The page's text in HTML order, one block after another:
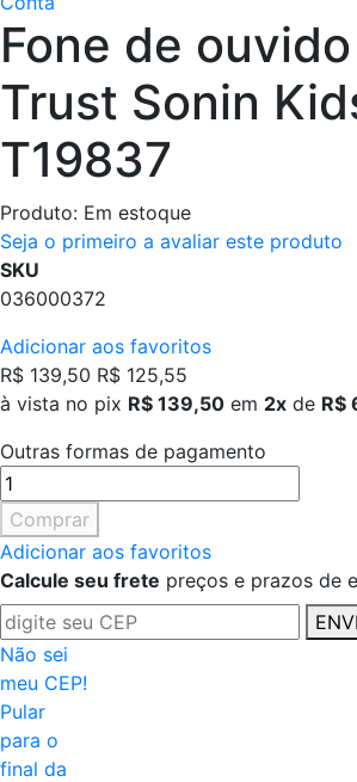
Fone de
Trust Sonin
T19837
Produto: Em estoque
Seja o primeiro a avaliar este produto
SKU
036000372
Adicionar aos favoritos
R$ 139,50 R$ 125,55
à vista no pix R$ 139,50 em 2x de R$
Outras formas de pagamento
Comprar
Adicionar aos favoritos
Calcule seu frete preços e prazos de
Não sei
meu CEP!
Pular
para o
final da